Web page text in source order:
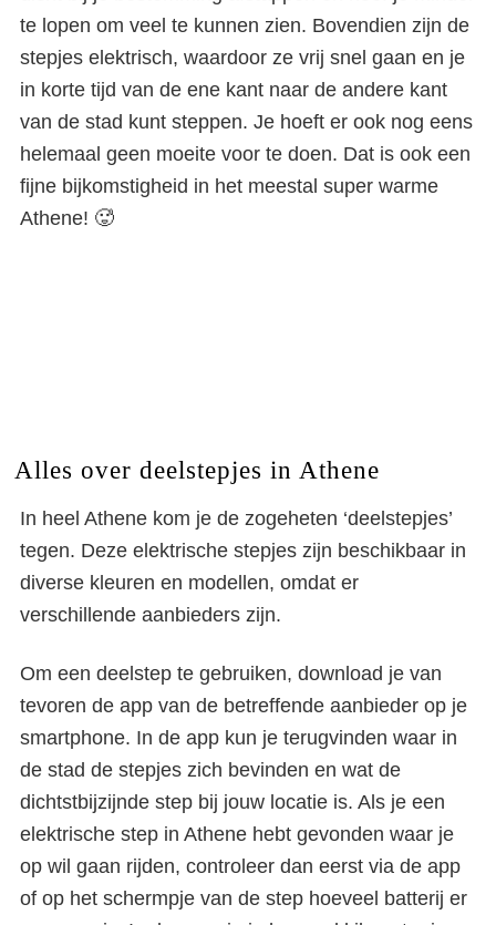
te lopen om veel te kunnen zien. Bovendien zijn de
stepjes elektrisch, waardoor ze vrij snel gaan en je
in korte tijd van de ene kant naar de andere kant
van de stad kunt steppen. Je hoeft er ook nog eens
helemaal geen moeite voor te doen. Dat is ook een
fijne bijkomstigheid in het meestal super warme
Athene! 🥵
Alles over deelstepjes in Athene
In heel Athene kom je de zogeheten ‘deelstepjes’
tegen. Deze elektrische stepjes zijn beschikbaar in
diverse kleuren en modellen, omdat er
verschillende aanbieders zijn.
Om een deelstep te gebruiken, download je van
tevoren de app van de betreffende aanbieder op je
smartphone. In de app kun je terugvinden waar in
de stad de stepjes zich bevinden en wat de
dichtstbijzijnde step bij jouw locatie is. Als je een
elektrische step in Athene hebt gevonden waar je
op wil gaan rijden, controleer dan eerst via de app
of op het schermpje van de step hoeveel batterij er